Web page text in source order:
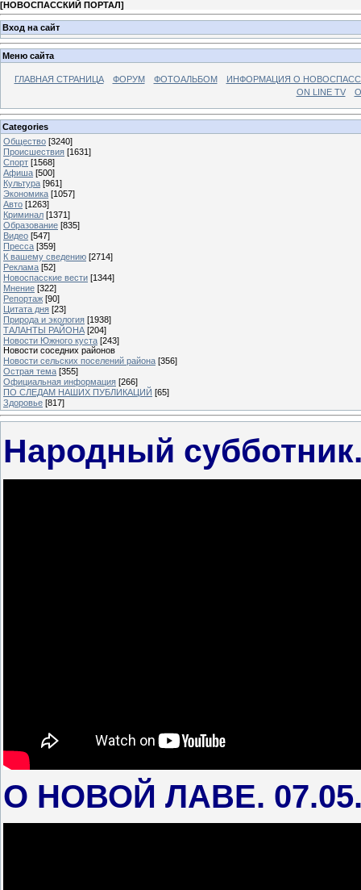
[НОВОСПАССКИЙ ПОРТАЛ]
Вход на сайт
Меню сайта
ГЛАВНАЯ СТРАНИЦА ФОРУМ ФОТОАЛЬБОМ
ИНФОРМАЦИЯ О
ON LINE TV
Categories
Общество [3240]
Происшествия [1631]
Спорт [1568]
Афиша [500]
Культура [961]
Экономика [1057]
Авто [1263]
Криминал [1371]
Образование [835]
Видео [547]
Пресса [359]
К вашему сведению [2714]
Реклама [52]
Новоспасские вести [1344]
Мнение [322]
Репортаж [90]
Цитата дня [23]
Природа и экология [1938]
ТАЛАНТЫ РАЙОНА [204]
Новости Южного куста [243]
Новости соседних районов
Новости сельских поселений района [356]
Острая тема [355]
Официальная информация [266]
ПО СЛЕДАМ НАШИХ ПУБЛИКАЦИЙ [65]
Здоровье [817]
Народный субботник.
О НОВОЙ ЛАВЕ.